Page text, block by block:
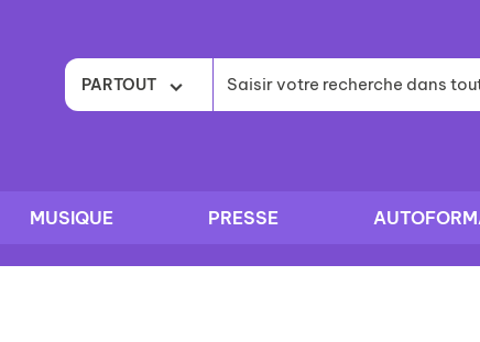
PARTOUT
MUSIQUE PRESSE